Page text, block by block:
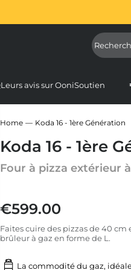
Leurs avis sur OoniSoutien
Home Koda 16 - 1ère Génération
Koda 16 - 1ère
Four à pizza extérieur
Prix régulier
€599.00
Faites cuire des pizzas de 40 cm
brûleur à gaz en forme de L.
La commodité du gaz,